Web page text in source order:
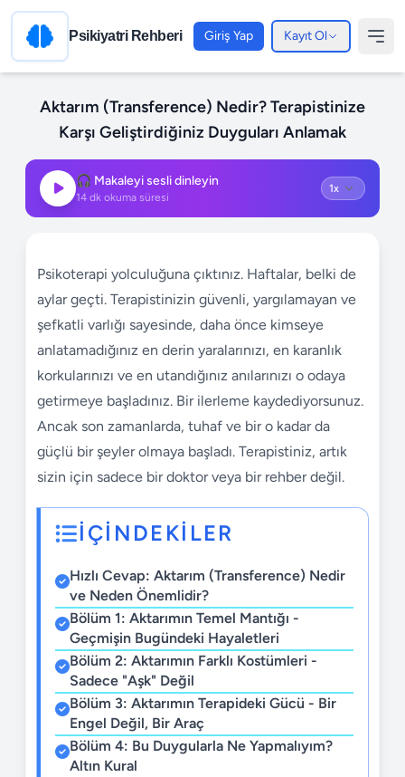
Psikiyatri Rehberi Giriş Yap Kayıt Ol
Aktarım (Transference) Nedir? Terapistinize
Karşı Geliştirdiğiniz Duyguları Anlamak
🎧 Makaleyi sesli dinleyin
14 dk okuma süresi
Psikoterapi yolculuğuna çıktınız. Haftalar, belki de
aylar geçti. Terapistinizin güvenli, yargılamayan ve
şefkatli varlığı sayesinde, daha önce kimseye
anlatamadığınız en derin yaralarınızı, en karanlık
korkularınızı ve en utandığınız anılarınızı o odaya
getirmeye başladınız. Bir ilerleme kaydediyorsunuz.
Ancak son zamanlarda, tuhaf ve bir o kadar da
güçlü bir şeyler olmaya başladı. Terapistiniz, artık
sizin için sadece bir doktor veya bir rehber değil.
İÇİNDEKİLER
Hızlı Cevap: Aktarım (Transference) Nedir
ve Neden Önemlidir?
Bölüm 1: Aktarımın Temel Mantığı -
Geçmişin Bugündeki Hayaletleri
Bölüm 2: Aktarımın Farklı Kostümleri -
Sadece "Aşk" Değil
Bölüm 3: Aktarımın Terapideki Gücü - Bir
Engel Değil, Bir Araç
Bölüm 4: Bu Duygularla Ne Yapmalıyım?
Altın Kural